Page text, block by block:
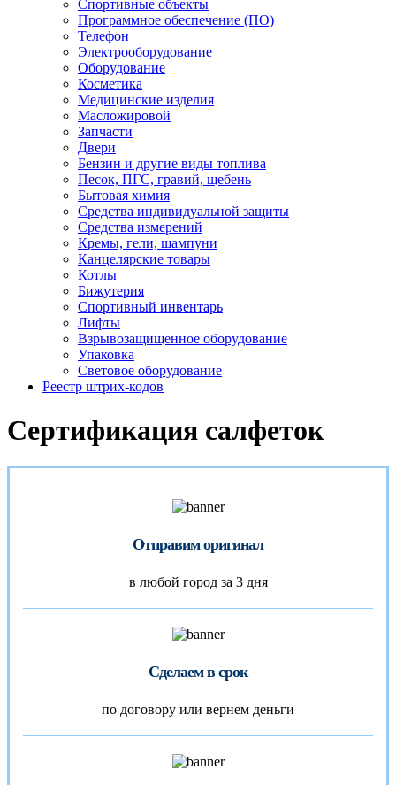
Спортивные объекты
Программное обеспечение (ПО)
Телефон
Электрооборудование
Оборудование
Косметика
Медицинские изделия
Масложировой
Запчасти
Двери
Бензин и другие виды топлива
Песок, ПГС, гравий, щебень
Бытовая химия
Средства индивидуальной защиты
Средства измерений
Кремы, гели, шампуни
Канцелярские товары
Котлы
Бижутерия
Спортивный инвентарь
Лифты
Взрывозащищенное оборудование
Упаковка
Световое оборудование
Реестр штрих-кодов
Сертификация салфеток
Отправим оригинал
в любой город за 3 дня
Сделаем в срок
по договору или вернем деньги